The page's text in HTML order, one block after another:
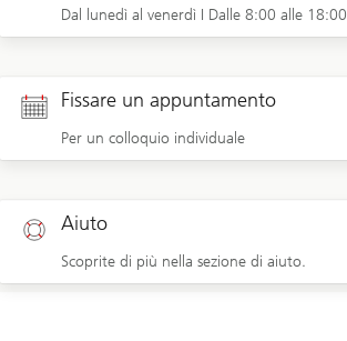
Dal lunedì al venerdì I Dalle 8:00 alle 18:00
Fissare un appuntamento
Per un colloquio individuale
Aiuto
Scoprite di più nella sezione di aiuto.